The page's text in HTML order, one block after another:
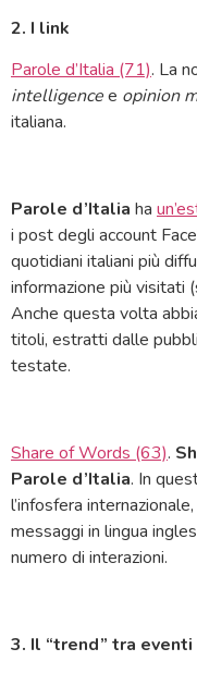
2. I link
Parole d’Italia (71). La
intelligencee opinion
italiana.
Parole d’Italia ha
i post degli account
quotidiani italiani più
informazione più visitati
Anche questa volta
titoli, estratti dalle
testate.
Share of Words (63).
Parole d’Italia. In
l’infosfera
messaggi in lingua
numero di interazioni.
3. Il “trend” tra